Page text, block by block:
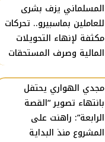
المسلماني يزف بشرى
للعاملين بماسبيرو.. تحركات
مكثفة لإنهاء التحويلات
المالية وصرف المستحقات
مجدي الهواري يحتفل
بانتهاء تصوير “القصة
الرابعة”: راهنت على
المشروع منذ البداية